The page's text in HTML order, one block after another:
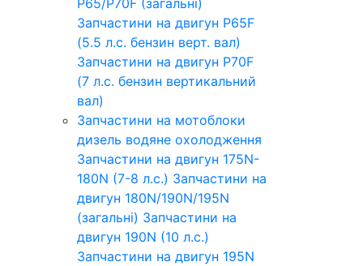
Запчастини на двигун P65F
(5.5 л.с. бензин верт. вал)
Запчастини на двигун P70F
(7 л.с. бензин вертикальний
вал)
Запчастини на мотоблоки
дизель водяне охолодження
Запчастини на двигун 175N-
180N (7-8 л.с.) Запчастини на
двигун 180N/190N/195N
(загальні) Запчастини на
двигун 190N (10 л.с.)
Запчастини на двигун 195N